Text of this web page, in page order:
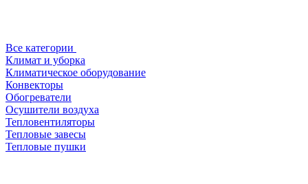
Все категории
Климат и уборка
Климатическое оборудование
Конвекторы
Обогреватели
Осушители воздуха
Тепловентиляторы
Тепловые завесы
Тепловые пушки